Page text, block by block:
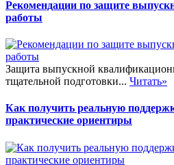
Рекомендации по защите
работы
Защита выпускной
тщательной подготовки... Читать»
Как получить реальную
практические ориентиры